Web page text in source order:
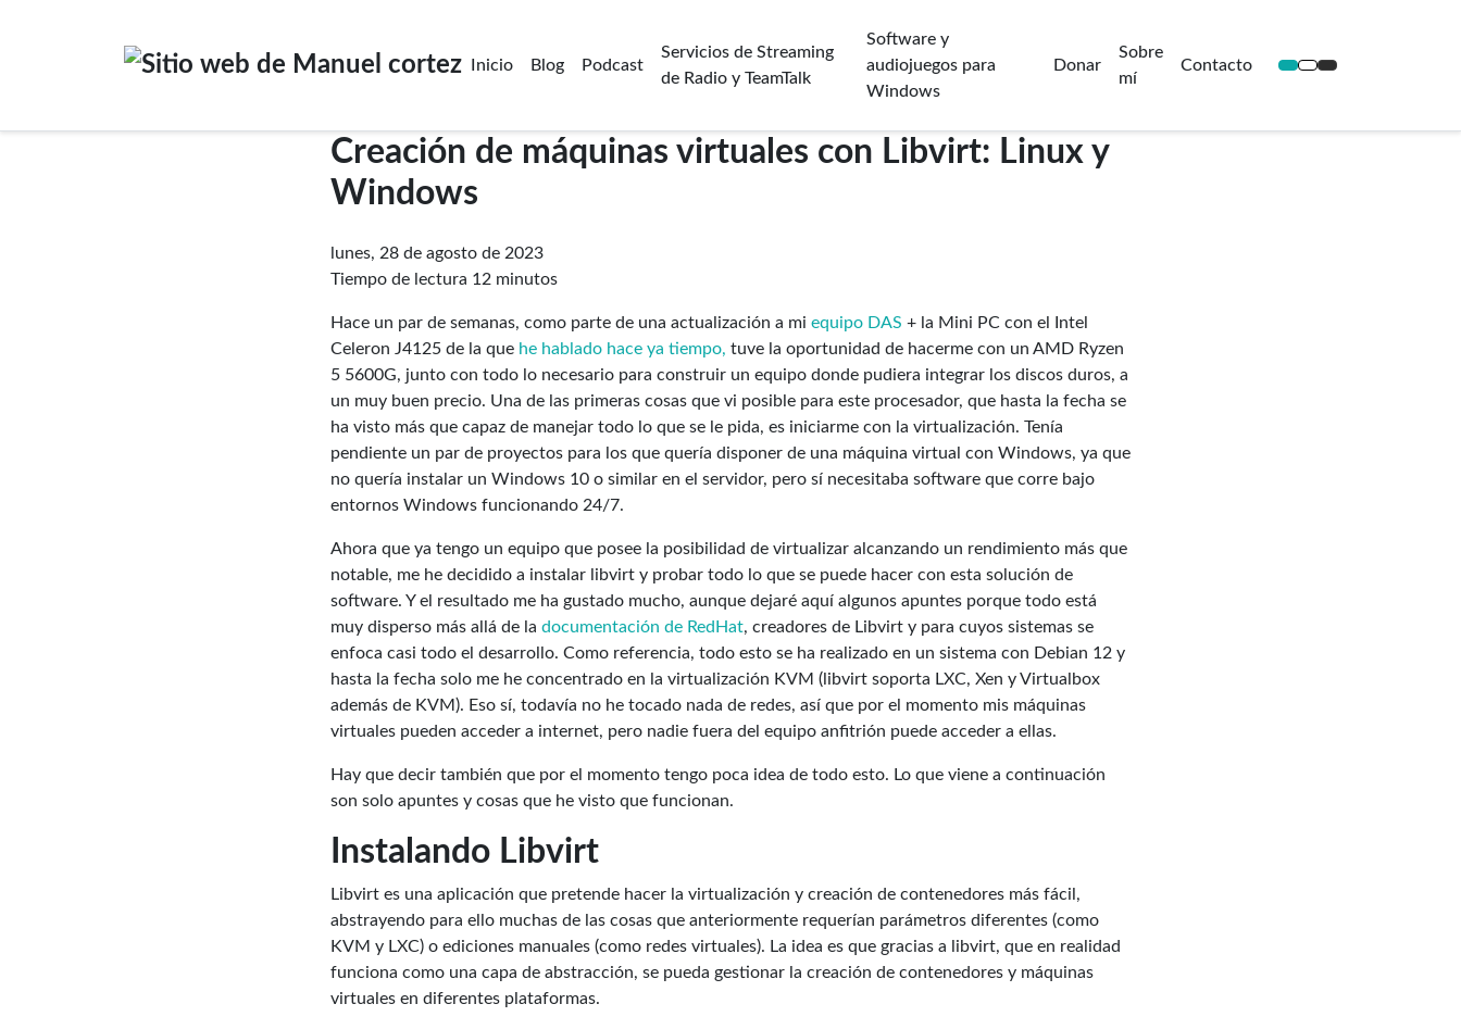
Inicio Blog Podcast
Servicios de Streaming
de Radio y TeamTalk
Software y
audiojuegos para
Windows
Donar
Sobre
mí
Contacto
Creación de máquinas virtuales con Libvirt: Linux y
Windows
lunes, 28 de agosto de 2023
Tiempo de lectura 12 minutos
Hace un par de semanas, como parte de una actualización a mi equipo DAS + la Mini PC con el Intel
Celeron J4125 de la que he hablado hace ya tiempo, tuve la oportunidad de hacerme con un AMD Ryzen
5 5600G, junto con todo lo necesario para construir un equipo donde pudiera integrar los discos duros, a
un muy buen precio. Una de las primeras cosas que vi posible para este procesador, que hasta la fecha se
ha visto más que capaz de manejar todo lo que se le pida, es iniciarme con la virtualización. Tenía
pendiente un par de proyectos para los que quería disponer de una máquina virtual con Windows, ya que
no quería instalar un Windows 10 o similar en el servidor, pero sí necesitaba software que corre bajo
entornos Windows funcionando 24/7.
Ahora que ya tengo un equipo que posee la posibilidad de virtualizar alcanzando un rendimiento más que
notable, me he decidido a instalar libvirt y probar todo lo que se puede hacer con esta solución de
software. Y el resultado me ha gustado mucho, aunque dejaré aquí algunos apuntes porque todo está
muy disperso más allá de la documentación de RedHat, creadores de Libvirt y para cuyos sistemas se
enfoca casi todo el desarrollo. Como referencia, todo esto se ha realizado en un sistema con Debian 12 y
hasta la fecha solo me he concentrado en la virtualización KVM (libvirt soporta LXC, Xen y Virtualbox
además de KVM). Eso sí, todavía no he tocado nada de redes, así que por el momento mis máquinas
virtuales pueden acceder a internet, pero nadie fuera del equipo anfitrión puede acceder a ellas.
Hay que decir también que por el momento tengo poca idea de todo esto. Lo que viene a continuación
son solo apuntes y cosas que he visto que funcionan.
Instalando Libvirt
Libvirt es una aplicación que pretende hacer la virtualización y creación de contenedores más fácil,
abstrayendo para ello muchas de las cosas que anteriormente requerían parámetros diferentes (como
KVM y LXC) o ediciones manuales (como redes virtuales). La idea es que gracias a libvirt, que en realidad
funciona como una capa de abstracción, se pueda gestionar la creación de contenedores y máquinas
virtuales en diferentes plataformas.